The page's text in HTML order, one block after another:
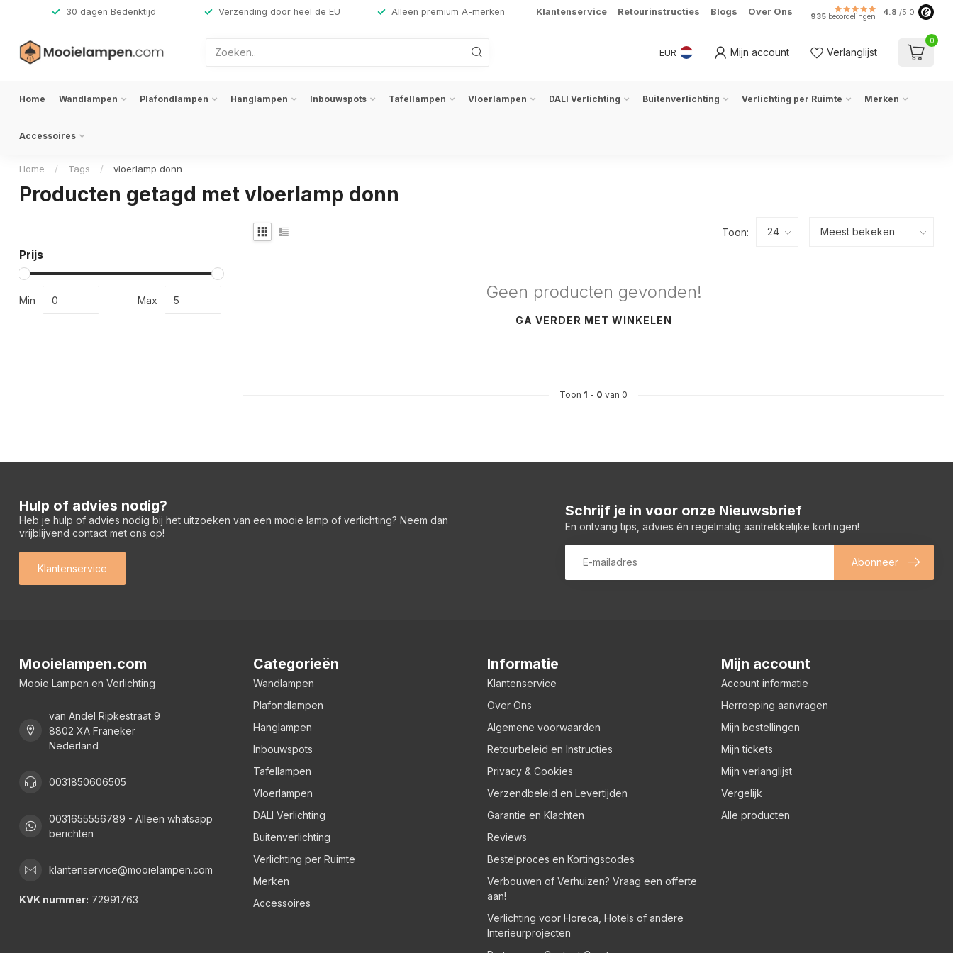
30 dagen Bedenktijd Verzending door heel de EU Alleen premium A-merken Klantenservice Retourinstructies Blogs Over Ons 935 beoordelingen 4.8 /5.0
EUR Mijn account Verlanglijst
0
Home Wandlampen Plafondlampen Hanglampen Inbouwspots Tafellampen Vloerlampen DALI Verlichting Buitenverlichting Verlichting per Ruimte Merken
Accessoires
Home / Tags / vloerlamp donn
Producten getagd met vloerlamp donn
Prijs
Min Max
Toon:
Geen producten gevonden!
GA VERDER MET WINKELEN
Toon 1 - 0 van 0
Hulp of advies nodig?
Heb je hulp of advies nodig bij het uitzoeken van een mooie lamp of verlichting? Neem dan
vrijblijvend contact met ons op!
Klantenservice
Schrijf je in voor onze Nieuwsbrief
En ontvang tips, advies én regelmatig aantrekkelijke kortingen!
Abonneer
Mooielampen.com
Mooie Lampen en Verlichting
van Andel Ripkestraat 9
8802 XA Franeker
Nederland
0031850606505
0031655556789 - Alleen whatsapp
berichten
klantenservice@mooielampen.com
KVK nummer: 72991763
Categorieën
Wandlampen
Plafondlampen
Hanglampen
Inbouwspots
Tafellampen
Vloerlampen
DALI Verlichting
Buitenverlichting
Verlichting per Ruimte
Merken
Accessoires
Informatie
Klantenservice
Over Ons
Algemene voorwaarden
Retourbeleid en Instructies
Privacy & Cookies
Verzendbeleid en Levertijden
Garantie en Klachten
Reviews
Bestelproces en Kortingscodes
Verbouwen of Verhuizen? Vraag een offerte
aan!
Verlichting voor Horeca, Hotels of andere
Interieurprojecten
Mijn account
Account informatie
Herroeping aanvragen
Mijn bestellingen
Mijn tickets
Mijn verlanglijst
Vergelijk
Alle producten